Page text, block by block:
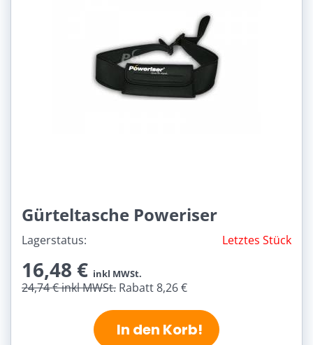
Gürteltasche Poweriser
Lagerstatus: Letztes Stück
16,48 € inkl MWSt.
24,74 €inkl MWSt. Rabatt 8,26 €
In den Korb!